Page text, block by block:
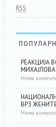
RSS
РЕАКЦИЈА
МИХАЈЛОВА
Нема
ВРЗ
Нема